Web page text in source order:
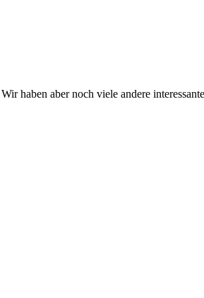
haben aber noch viele andere